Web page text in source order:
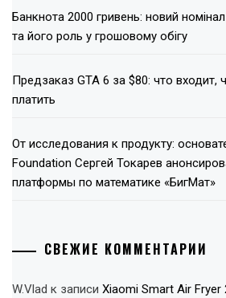
Банкнота 2000 гривень: новий
та його роль у грошовому обігу
Предзаказ GTA 6 за $80: что входит,
платить
От исследования к продукту:
Foundation Сергей Токарев
платформы по математике «БигМат»
СВЕЖИЕ КОММЕНТАРИИ
W.Vlad к записи Xiaomi Smart Air Fryer